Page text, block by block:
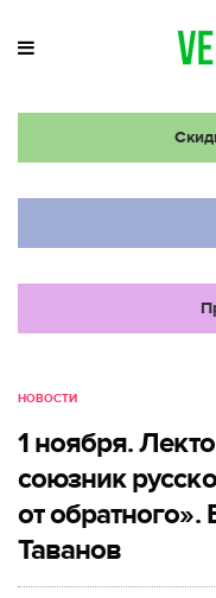
НОВОСТИ
1 ноября.
союзник
от
Таванов